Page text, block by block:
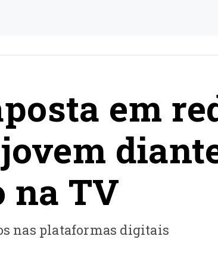
em
na TV
nas plataformas digitais